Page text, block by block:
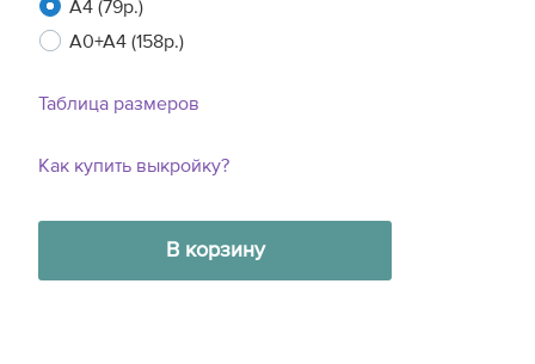
A4 (79р.)
A0+A4 (158р.)
Таблица размеров
Как купить выкройку?
В корзину